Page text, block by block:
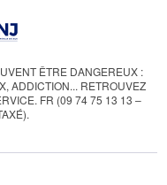
ÊTRE DANGEREUX :
ADDICTION... RETROUVEZ
FR (09 74 75 13 13 –